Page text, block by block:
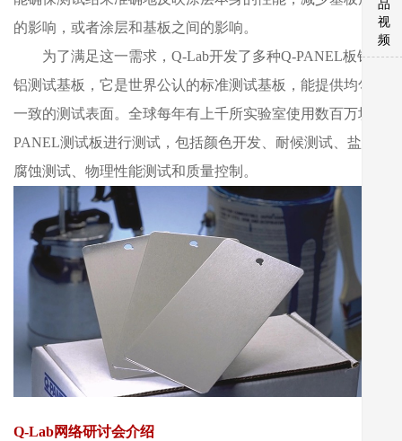
的影响，或者涂层和基板之间的影响。
为了满足这一需求，Q-Lab开发了多种Q-PANEL板钢和
铝测试基板，它是世界公认的标准测试基板，能提供均匀、
一致的测试表面。全球每年有上千所实验室使用数百万块Q-
PANEL测试板进行测试，包括颜色开发、耐候测试、盐雾
腐蚀测试、物理性能测试和质量控制。
Q-Lab网络研讨会介绍
品
视
频